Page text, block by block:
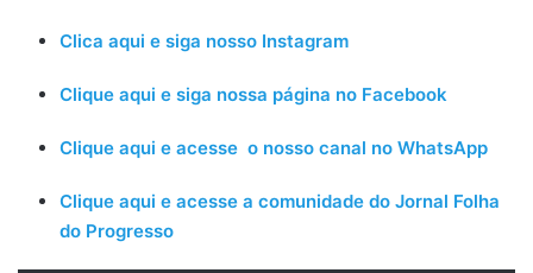
Clica aqui e siga nosso Instagram
Clique aqui e siga nossa página no Facebook
Clique aqui e acesse o nosso canal no WhatsApp
Clique aqui e acesse a comunidade do Jornal Folha
do Progresso